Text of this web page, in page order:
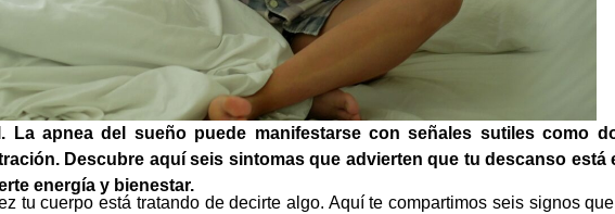
La apnea del sueño puede manifestarse con señales sutiles como
Descubre aquí seis sintomas que advierten que tu descanso está
energía y bienestar.
tu cuerpo está tratando de decirte algo. Aquí te compartimos seis signos